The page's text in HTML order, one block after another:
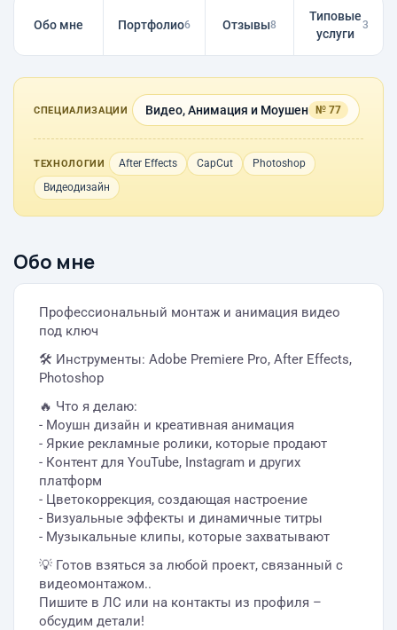
Обо мне Портфолио6 Отзывы8
Типовые
услуги
3
СПЕЦИАЛИЗАЦИИ Видео, Анимация и Моушен № 77
ТЕХНОЛОГИИ After Effects CapCut
Photoshop
Видеодизайн
Обо мне
Профессиональный монтаж и анимация видео
под ключ
🛠️ Инструменты: Adobe Premiere Pro, After Effects,
Photoshop
🔥 Что я делаю:
- Моушн дизайн и креативная анимация
- Яркие рекламные ролики, которые продают
- Контент для YouTube, Instagram и других
платформ
- Цветокоррекция, создающая настроение
- Визуальные эффекты и динамичные титры
- Музыкальные клипы, которые захватывают
💡 Готов взяться за любой проект, связанный с
видеомонтажом..
Пишите в ЛС или на контакты из профиля –
обсудим детали!